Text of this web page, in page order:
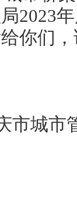
2023
你们
市